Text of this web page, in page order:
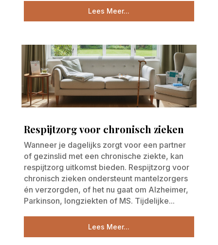
Lees Meer...
Respijtzorg voor chronisch zieken
Wanneer je dagelijks zorgt voor een partner
of gezinslid met een chronische ziekte, kan
respijtzorg uitkomst bieden. Respijtzorg voor
chronisch zieken ondersteunt mantelzorgers
én verzorgden, of het nu gaat om Alzheimer,
Parkinson, longziekten of MS. Tijdelijke...
Lees Meer...